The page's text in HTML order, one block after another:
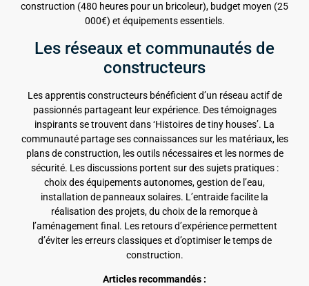
construction (480 heures pour un bricoleur), budget moyen (25
000€) et équipements essentiels.
Les réseaux et communautés de
constructeurs
Les apprentis constructeurs bénéficient d’un réseau actif de
passionnés partageant leur expérience. Des témoignages
inspirants se trouvent dans ‘Histoires de tiny houses’. La
communauté partage ses connaissances sur les matériaux, les
plans de construction, les outils nécessaires et les normes de
sécurité. Les discussions portent sur des sujets pratiques :
choix des équipements autonomes, gestion de l’eau,
installation de panneaux solaires. L’entraide facilite la
réalisation des projets, du choix de la remorque à
l’aménagement final. Les retours d’expérience permettent
d’éviter les erreurs classiques et d’optimiser le temps de
construction.
Articles recommandés :